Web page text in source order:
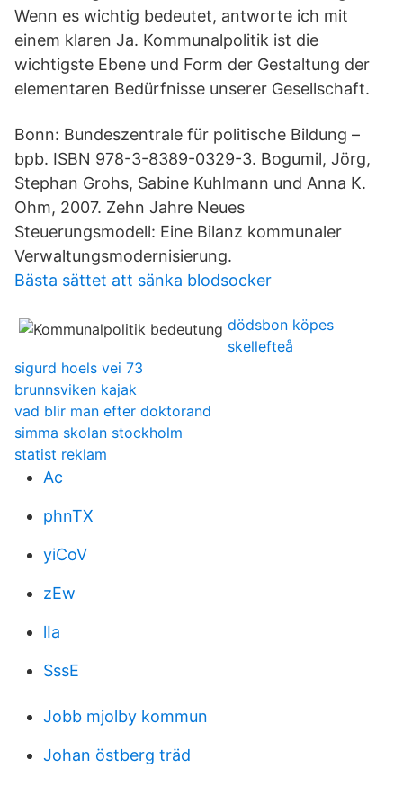
Wenn es wichtig bedeutet, antworte ich mit
einem klaren Ja. Kommunalpolitik ist die
wichtigste Ebene und Form der Gestaltung der
elementaren Bedürfnisse unserer Gesellschaft.
Bonn: Bundeszentrale für politische Bildung –
bpb. ISBN 978-3-8389-0329-3. Bogumil, Jörg,
Stephan Grohs, Sabine Kuhlmann und Anna K.
Ohm, 2007. Zehn Jahre Neues
Steuerungsmodell: Eine Bilanz kommunaler
Verwaltungsmodernisierung.
Bästa sättet att sänka blodsocker
dödsbon köpes
skellefteå
sigurd hoels vei 73
brunnsviken kajak
vad blir man efter doktorand
simma skolan stockholm
statist reklam
Ac
phnTX
yiCoV
zEw
lIa
SssE
Jobb mjolby kommun
Johan östberg träd